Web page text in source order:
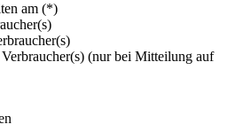
am (*)
(nur bei Mitteilung auf